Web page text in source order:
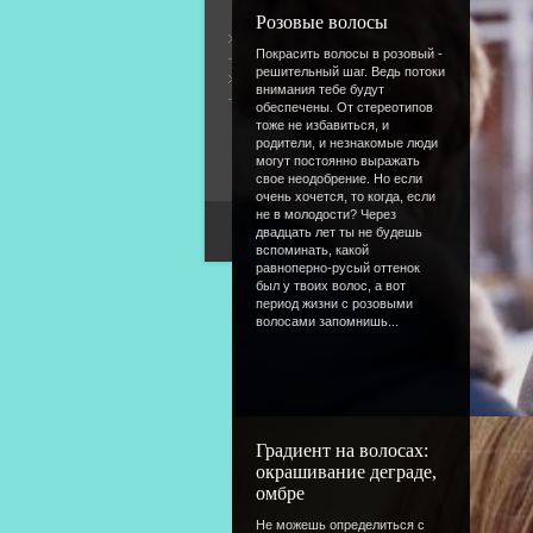
Розовые волосы
Покрасить волосы в розовый -
решительный шаг. Ведь потоки
внимания тебе будут
обеспечены. От стереотипов
тоже не избавиться, и
родители, и незнакомые люди
могут постоянно выражать
свое неодобрение. Но если
очень хочется, то когда, если
не в молодости? Через
двадцать лет ты не будешь
вспоминать, какой
равноперно-русый оттенок
был у твоих волос, а вот
период жизни с розовыми
волосами запомнишь...
Градиент на волосах:
окрашивание деграде,
омбре
Не можешь определиться с
Форум